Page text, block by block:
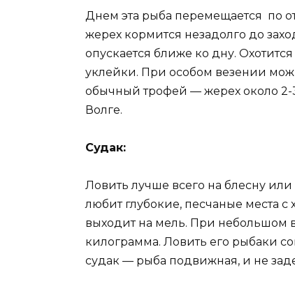
Днем эта рыба перемещается по
жерех кормится незадолго до
опускается ближе ко дну.
уклейки. При особом везении
обычный трофей — жерех около
Волге.
Судак:
Ловить лучше всего на блесну
любит глубокие, песчаные места
выходит на мель. При небольшом
килограмма. Ловить его рыбаки
судак — рыба подвижная, и не